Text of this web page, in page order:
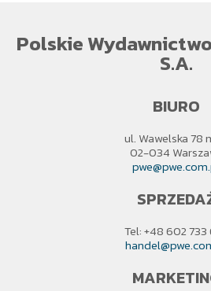
Polskie
S.A.
BIURO
ul. Wawelska 78
02-034
Tel: +48 602 733